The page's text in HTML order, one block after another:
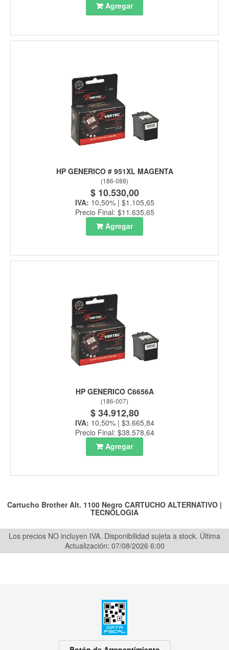
Agregar
HP GENERICO # 951XL MAGENTA
(186-088)
$ 10.530,00
IVA: 10,50% | $1.105,65
Precio Final: $11.635,65
Agregar
HP GENERICO C6656A
(186-007)
$ 34.912,80
IVA: 10,50% | $3.665,84
Precio Final: $38.578,64
Agregar
Cartucho Brother Alt. 1100 Negro CARTUCHO ALTERNATIVO |
TECNOLOGIA
Los precios NO incluyen IVA. Disponibilidad sujeta a stock. Última
Actualización: 07/08/2026 6:00